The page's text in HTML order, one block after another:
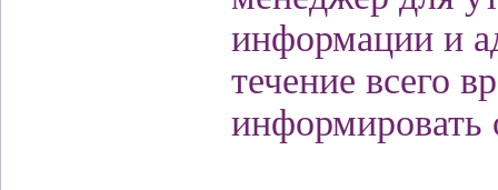
информации и
течение всего
информировать